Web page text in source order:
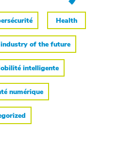
Health
industry of the future
intelligente
numérique